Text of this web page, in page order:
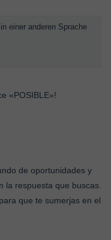
einer anderen Sprache
«POSIBLE»!
de oportunidades y
la respuesta que buscas.
que te sumerjas en el